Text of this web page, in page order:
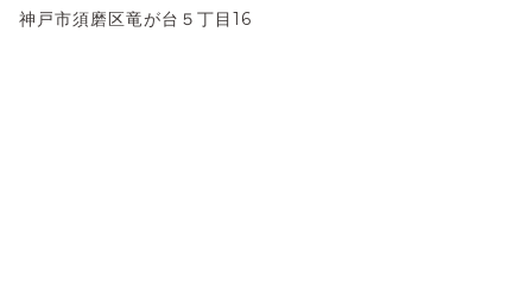
神戸市須磨区竜が台５丁目16